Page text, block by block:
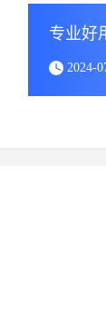
2024-